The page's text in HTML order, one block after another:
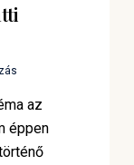
az
éppen